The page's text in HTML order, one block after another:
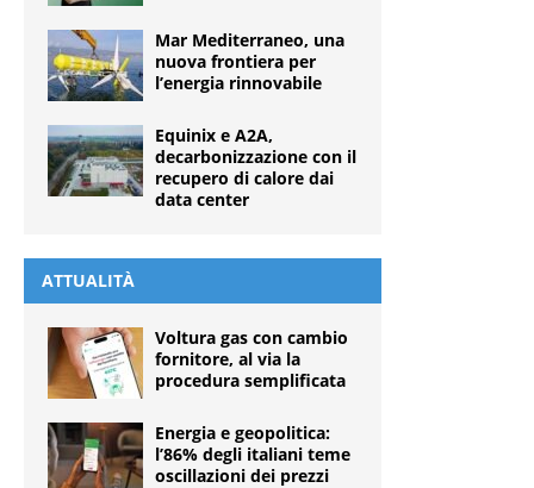
Mar Mediterraneo, una
nuova frontiera per
l’energia rinnovabile
Equinix e A2A,
decarbonizzazione con il
recupero di calore dai
data center
ATTUALITÀ
Voltura gas con cambio
fornitore, al via la
procedura semplificata
Energia e geopolitica:
l’86% degli italiani teme
oscillazioni dei prezzi